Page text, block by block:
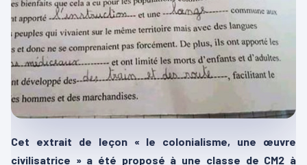
Cet extrait de leçon « le colonialisme, une œuvre
civilisatrice » a été proposé à une classe de CM2 à